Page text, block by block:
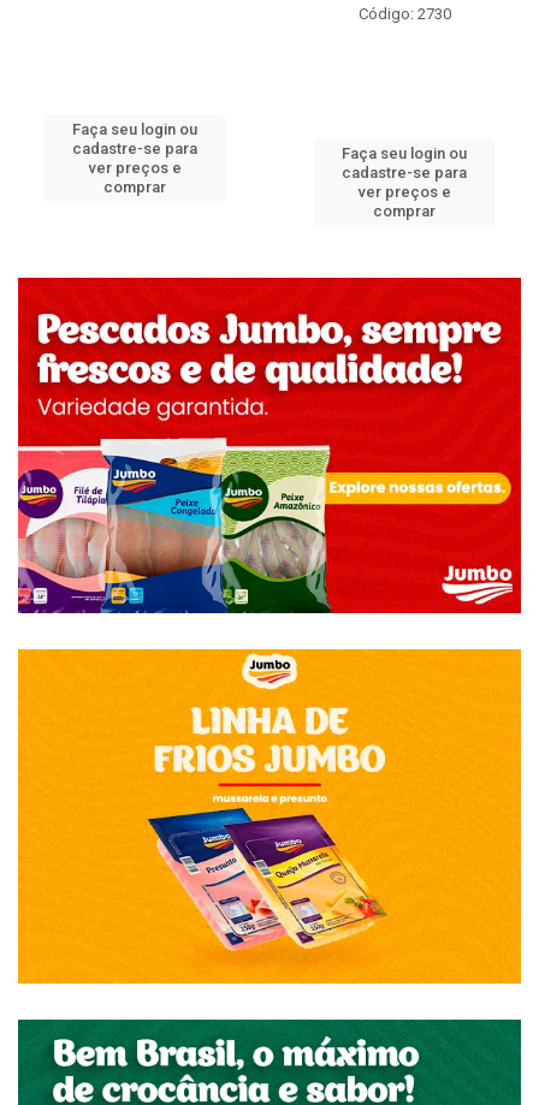
Faça seu login ou
cadastre-se para
ver preços e
comprar
Código: 2730
Faça seu login ou
cadastre-se para
ver preços e
comprar